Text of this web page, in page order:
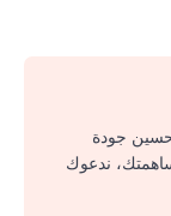
جودة
ندعوك